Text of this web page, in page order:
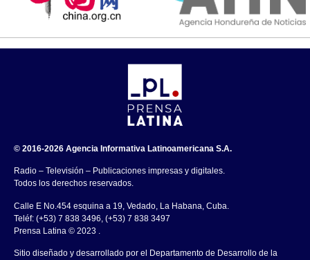
© 2016-2026 Agencia Informativa Latinoamericana S.A.
Radio – Televisión – Publicaciones impresas y digitales.
Todos los derechos reservados.
Calle E No.454 esquina a 19, Vedado, La Habana, Cuba.
Teléf: (+53) 7 838 3496, (+53) 7 838 3497
Prensa Latina © 2023 .
Sitio diseñado y desarrollado por el Departamento de Desarrollo de la